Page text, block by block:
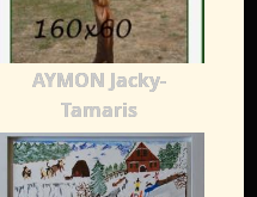
AYMON Jacky-
Tamaris